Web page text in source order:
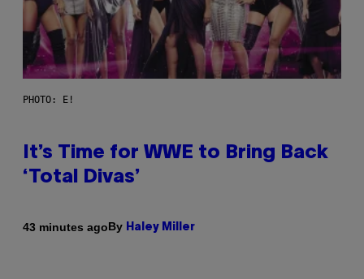
PHOTO: E!
It’s Time for WWE to Bring Back
‘Total Divas’
43 minutes agoBy Haley Miller